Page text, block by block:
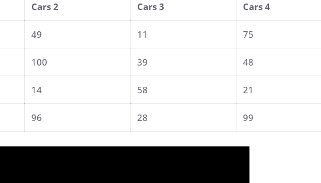
Cars 2 Cars 3 Cars 4
49 11 75
100 39 48
14 58 21
96 28 99